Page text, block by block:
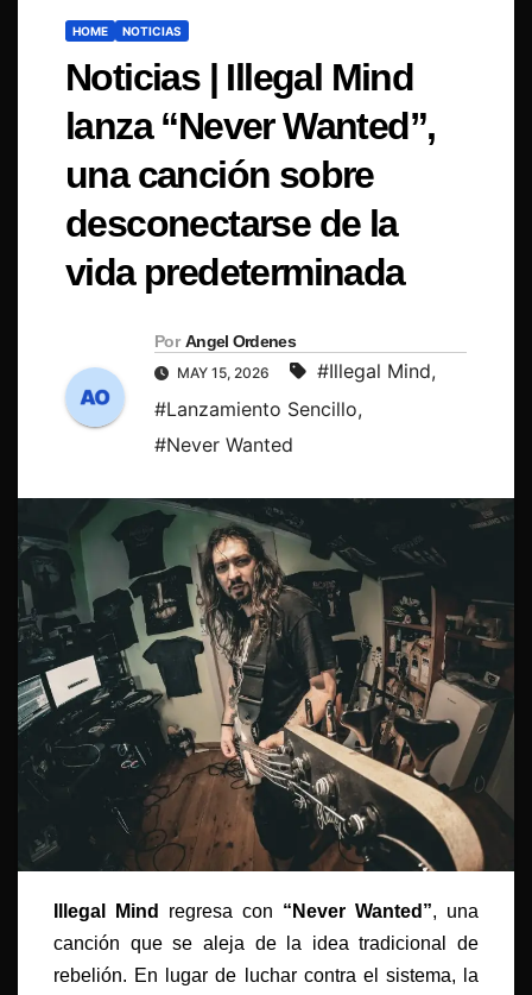
HOME NOTICIAS
Noticias | Illegal Mind
lanza “Never Wanted”,
una canción sobre
desconectarse de la
vida predeterminada
Por Angel Ordenes
MAY 15, 2026 #Illegal Mind,
#Lanzamiento Sencillo,
#Never Wanted
Illegal Mind regresa con “Never Wanted”, una
canción que se aleja de la idea tradicional de
rebelión. En lugar de luchar contra el sistema, la